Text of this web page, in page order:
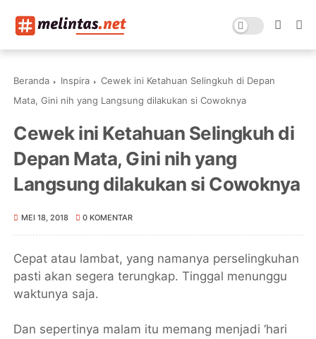
Beranda Inspira
Cewek ini Ketahuan Selingkuh di Depan
Mata, Gini nih yang Langsung dilakukan si Cowoknya
Cewek ini Ketahuan Selingkuh di
Depan Mata, Gini nih yang
Langsung dilakukan si Cowoknya
MEI 18, 2018 0 KOMENTAR
Cepat atau lambat, yang namanya perselingkuhan
pasti akan segera terungkap. Tinggal menunggu
waktunya saja.
Dan sepertinya malam itu memang menjadi ‘hari